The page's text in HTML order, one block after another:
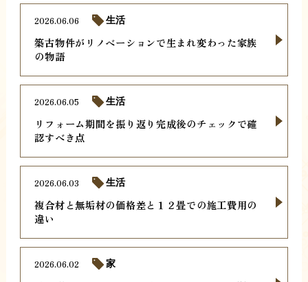
築古物件がリノベーションで生まれ変わった家族
の物語
2026.06.06 生活
リフォーム期間を振り返り完成後のチェックで確
認すべき点
2026.06.05 生活
複合材と無垢材の価格差と１２畳での施工費用の
違い
2026.06.03 生活
2026.06.02 家